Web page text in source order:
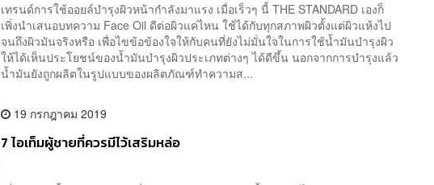
เทรนด์การใช้ออยล์บำรุงผิวหน้ากำลังมาแรง เมื่อเร็วๆ นี้ THE STANDARD เองก็
เพิ่งนำเสนอบทความ Face Oil ดีต่อผิวแค่ไหน ใช้ได้กับทุกสภาพผิวตั้งแต่ผิวแห้งไป
จนถึงผิวมันจริงหรือ เพื่อไขข้อข้องใจให้กับคนที่ยังไม่มั่นใจในการใช้น้ำมันบำรุงผิว
ให้ได้เห็นประโยชน์ของน้ำมันบำรุงผิวประเภทต่างๆ ได้ดีขึ้น นอกจากการบำรุงแล้ว
น้ำมันยังถูกผลิตในรูปแบบของผลิตภัณฑ์ทำความส...
19 กรกฎาคม 2019
7 ไอเท็มผู้ชายที่ควรมีไว้เสริมหล่อ